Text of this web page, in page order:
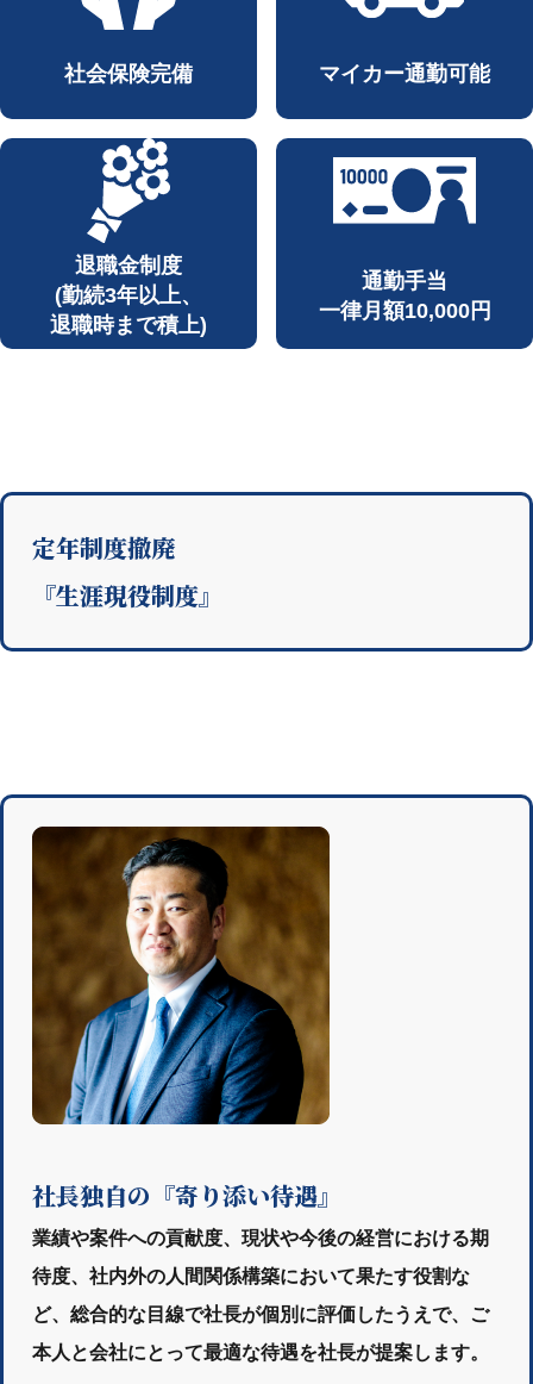
社会保険完備 マイカー通勤可能
退職金制度
(勤続3年以上、
退職時まで積上)
通勤手当
一律月額10,000円
定年制度撤廃
『生涯現役制度』
社長独自の『寄り添い待遇』
業績や案件への貢献度、現状や今後の経営における期
待度、社内外の人間関係構築において果たす役割な
ど、総合的な目線で社長が個別に評価したうえで、ご
本人と会社にとって最適な待遇を社長が提案します。